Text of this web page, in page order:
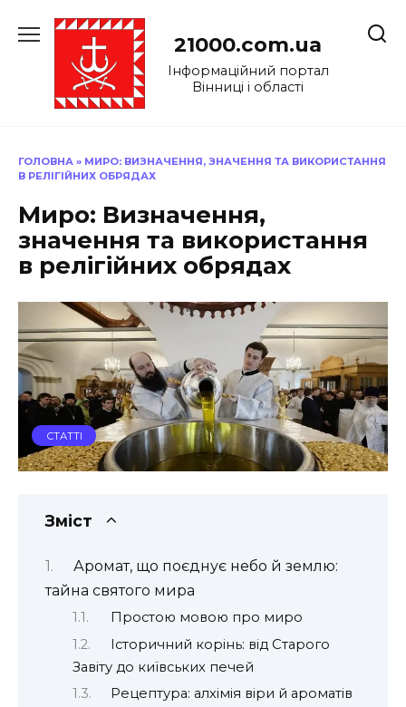
до
21000.com.ua
Інформаційний портал
Вінниці і області
ГОЛОВНА » МИРО: ВИЗНАЧЕННЯ, ЗНАЧЕННЯ ТА ВИКОРИСТАННЯ
В РЕЛІГІЙНИХ ОБРЯДАХ
Миро: Визначення,
значення та використання
в релігійних обрядах
СТАТТІ
Зміст
Аромат, що поєднує небо й землю:
тайна святого мира
Простою мовою про миро
Історичний корінь: від Старого
Завіту до київських печей
Рецептура: алхімія віри й ароматів